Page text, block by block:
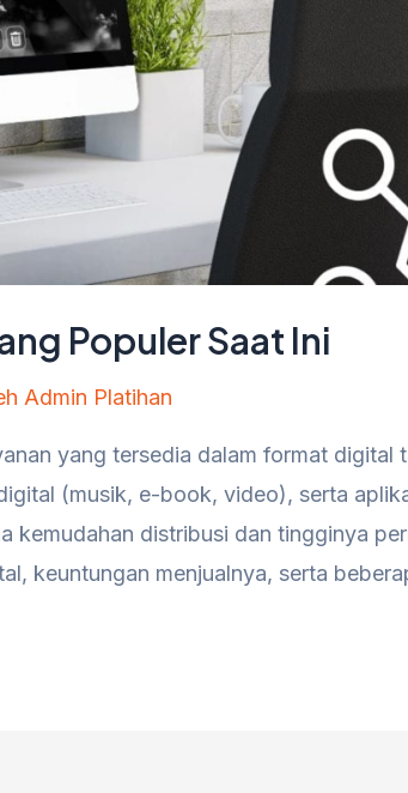
Populer Saat Ini
Admin Platihan
yang tersedia dalam format digital
(musik, e-book, video), serta
kemudahan distribusi dan tingginya
keuntungan menjualnya, serta